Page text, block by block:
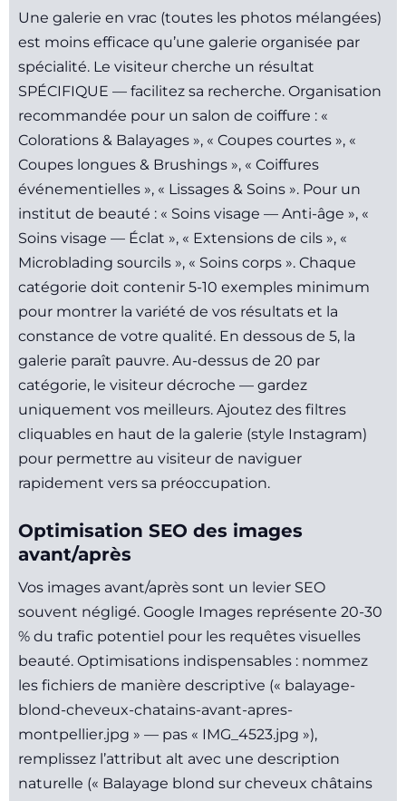
Une galerie en vrac (toutes les photos mélangées)
est moins efficace qu’une galerie organisée par
spécialité. Le visiteur cherche un résultat
SPÉCIFIQUE — facilitez sa recherche. Organisation
recommandée pour un salon de coiffure : «
Colorations & Balayages », « Coupes courtes », «
Coupes longues & Brushings », « Coiffures
événementielles », « Lissages & Soins ». Pour un
institut de beauté : « Soins visage — Anti-âge », «
Soins visage — Éclat », « Extensions de cils », «
Microblading sourcils », « Soins corps ». Chaque
catégorie doit contenir 5-10 exemples minimum
pour montrer la variété de vos résultats et la
constance de votre qualité. En dessous de 5, la
galerie paraît pauvre. Au-dessus de 20 par
catégorie, le visiteur décroche — gardez
uniquement vos meilleurs. Ajoutez des filtres
cliquables en haut de la galerie (style Instagram)
pour permettre au visiteur de naviguer
rapidement vers sa préoccupation.
Optimisation SEO des images
avant/après
Vos images avant/après sont un levier SEO
souvent négligé. Google Images représente 20-30
% du trafic potentiel pour les requêtes visuelles
beauté. Optimisations indispensables : nommez
les fichiers de manière descriptive (« balayage-
blond-cheveux-chatains-avant-apres-
montpellier.jpg » — pas « IMG_4523.jpg »),
remplissez l’attribut alt avec une description
naturelle (« Balayage blond sur cheveux châtains